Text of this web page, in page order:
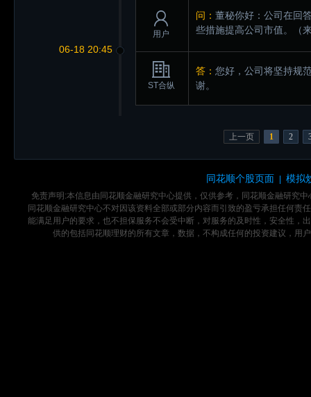
06-18 20:45
用户
问： 董秘你好：公司在回
些措施提高公司市值。
（
ST合纵
答： 您好，公司将坚持规
谢。
上一页 1 2
同花顺个股页面 模拟
免责声明:本信息由同花顺金融研究中心提供，仅供参考，同花顺金融研究
同花顺金融研究中心不对因该资料全部或部分内容而引致的盈亏承担任何
能满足用户的要求，也不担保服务不会受中断，对服务的及时性，安全性，
供的包括同花顺理财的所有文章，数据，不构成任何的投资建议，用